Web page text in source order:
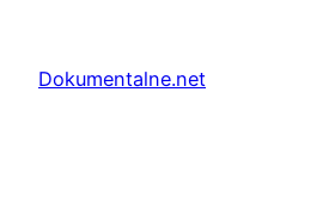
treściDokumentalne.net